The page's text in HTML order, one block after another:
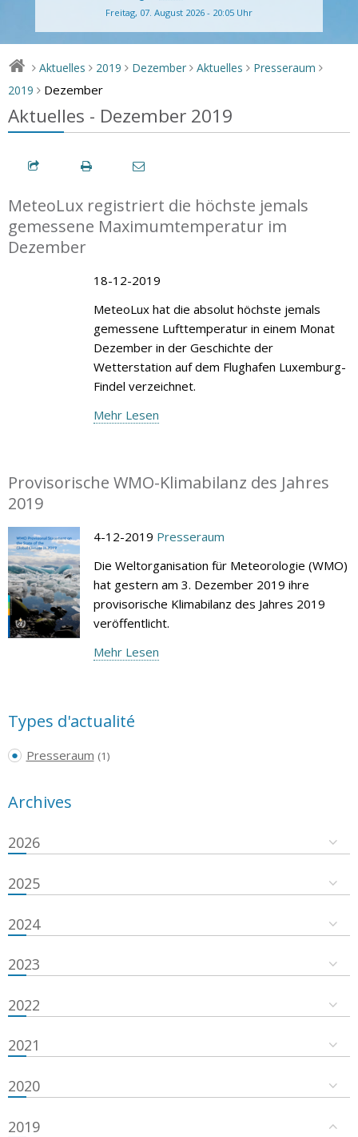
Freitag, 07. August 2026 - 20:05 Uhr
> Aktuelles > 2019 > Dezember > Aktuelles > Presseraum >
2019 > Dezember
Aktuelles - Dezember 2019
MeteoLux registriert die höchste jemals
gemessene Maximumtemperatur im
Dezember
18-12-2019
MeteoLux hat die absolut höchste jemals
gemessene Lufttemperatur in einem Monat
Dezember in der Geschichte der
Wetterstation auf dem Flughafen Luxemburg-
Findel verzeichnet.
Mehr Lesen
Provisorische WMO-Klimabilanz des Jahres
2019
4-12-2019 Presseraum
Die Weltorganisation für Meteorologie (WMO)
hat gestern am 3. Dezember 2019 ihre
provisorische Klimabilanz des Jahres 2019
veröffentlicht.
Mehr Lesen
Types d'actualité
Presseraum (1)
Archives
2026
2025
2024
2023
2022
2021
2020
2019